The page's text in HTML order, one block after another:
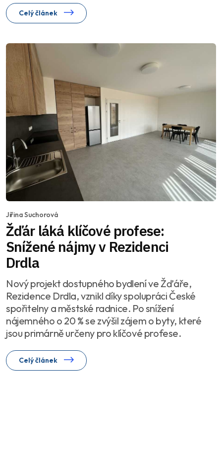
Celý článek
Jiřina Suchorová
Žďár láká klíčové profese:
Snížené nájmy v Rezidenci
Drdla
Nový projekt dostupného bydlení ve Žďáře,
Rezidence Drdla, vznikl díky spolupráci České
spořitelny a městské radnice. Po snížení
nájemného o 20 % se zvýšil zájem o byty, které
jsou primárně určeny pro klíčové profese.
Celý článek